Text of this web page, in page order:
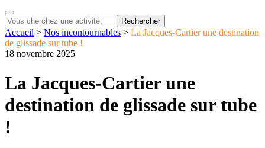
Rechercher
Accueil > Nos incontournables > La Jacques-Cartier une destination
de glissade sur tube !
18 novembre 2025
La Jacques-Cartier une
destination de glissade sur tube
!